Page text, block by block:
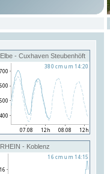
Elbe - Cuxhaven Steubenhöft
RHEIN - Koblenz